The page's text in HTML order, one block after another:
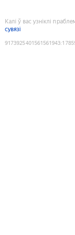
Калі ў вас узніклі
сувязі
9173925401561561943: